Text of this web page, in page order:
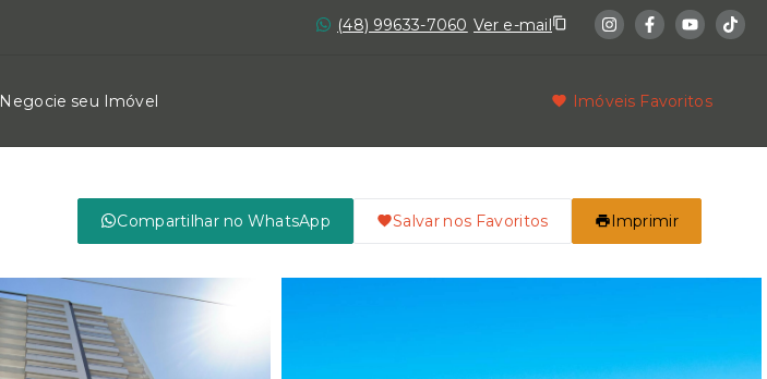
(48) 99633-7060 Ver e-mail
Negocie seu Imóvel Imóveis Favoritos
Compartilhar no WhatsApp Salvar nos Favoritos Imprimir